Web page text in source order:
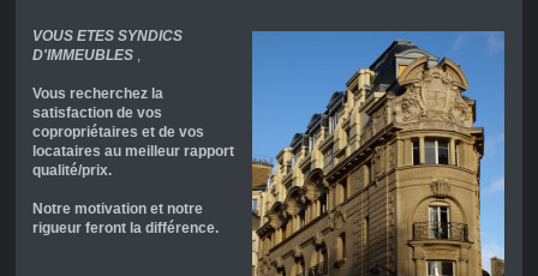
VOUS ETES SYNDICS
D'IMMEUBLES,
Vous recherchez la
satisfaction de vos
copropriétaires et de vos
locataires au meilleur rapport
qualité/prix.
Notre motivation et notre
rigueur feront la différence.